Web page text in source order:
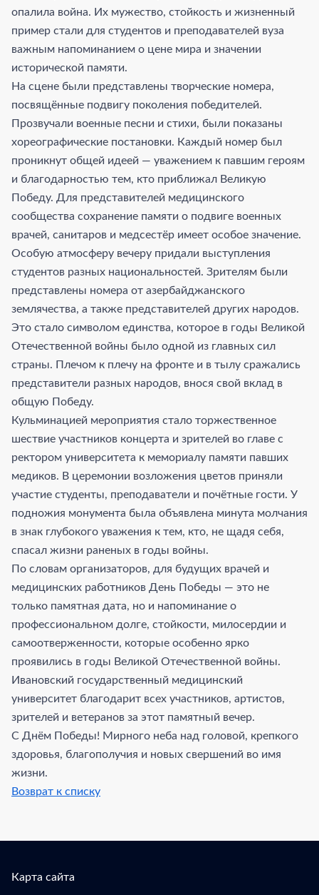
опалила война. Их мужество, стойкость и жизненный
пример стали для студентов и преподавателей вуза
важным напоминанием о цене мира и значении
исторической памяти.
На сцене были представлены творческие номера,
посвящённые подвигу поколения победителей.
Прозвучали военные песни и стихи, были показаны
хореографические постановки. Каждый номер был
проникнут общей идеей — уважением к павшим героям
и благодарностью тем, кто приближал Великую
Победу. Для представителей медицинского
сообщества сохранение памяти о подвиге военных
врачей, санитаров и медсестёр имеет особое значение.
Особую атмосферу вечеру придали выступления
студентов разных национальностей. Зрителям были
представлены номера от азербайджанского
землячества, а также представителей других народов.
Это стало символом единства, которое в годы Великой
Отечественной войны было одной из главных сил
страны. Плечом к плечу на фронте и в тылу сражались
представители разных народов, внося свой вклад в
общую Победу.
Кульминацией мероприятия стало торжественное
шествие участников концерта и зрителей во главе с
ректором университета к мемориалу памяти павших
медиков. В церемонии возложения цветов приняли
участие студенты, преподаватели и почётные гости. У
подножия монумента была объявлена минута молчания
в знак глубокого уважения к тем, кто, не щадя себя,
спасал жизни раненых в годы войны.
По словам организаторов, для будущих врачей и
медицинских работников День Победы — это не
только памятная дата, но и напоминание о
профессиональном долге, стойкости, милосердии и
самоотверженности, которые особенно ярко
проявились в годы Великой Отечественной войны.
Ивановский государственный медицинский
университет благодарит всех участников, артистов,
зрителей и ветеранов за этот памятный вечер.
С Днём Победы! Мирного неба над головой, крепкого
здоровья, благополучия и новых свершений во имя
жизни.
Возврат к списку
Карта сайта